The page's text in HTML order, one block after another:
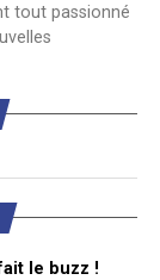
tout passionné
le buzz !